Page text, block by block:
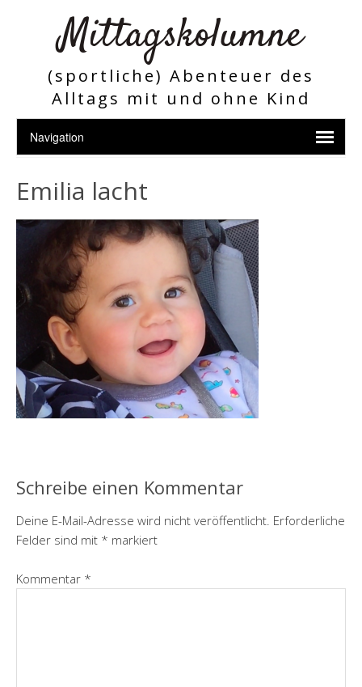
Mittagskolumne
(sportliche) Abenteuer des
Alltags mit und ohne Kind
Emilia lacht
Schreibe einen Kommentar
Deine E-Mail-Adresse wird nicht veröffentlicht. Erforderliche
Felder sind mit * markiert
Kommentar *